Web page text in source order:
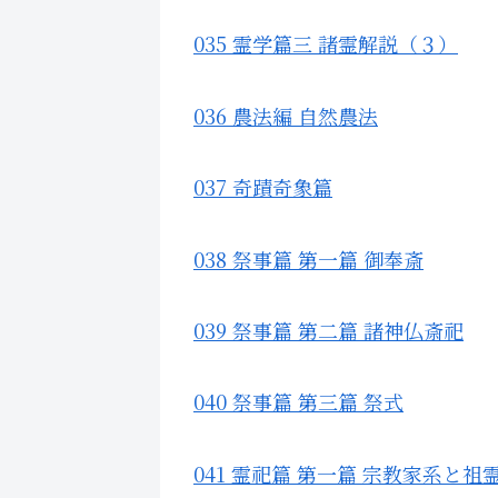
035 霊学篇三 諸霊解説（３）
036 農法編 自然農法
037 奇蹟奇象篇
038 祭事篇 第一篇 御奉斎
039 祭事篇 第二篇 諸神仏斎祀
040 祭事篇 第三篇 祭式
041 霊祀篇 第一篇 宗教家系と祖